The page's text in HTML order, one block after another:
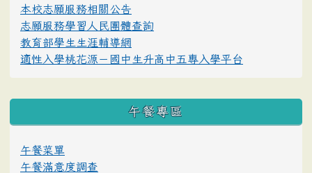
本校志願服務相關公告
志願服務學習人民團體查詢
教育部學生生涯輔導網
適性入學桃花源－國中生升高中五專入學平台
午餐專區
午餐菜單
午餐滿意度調查